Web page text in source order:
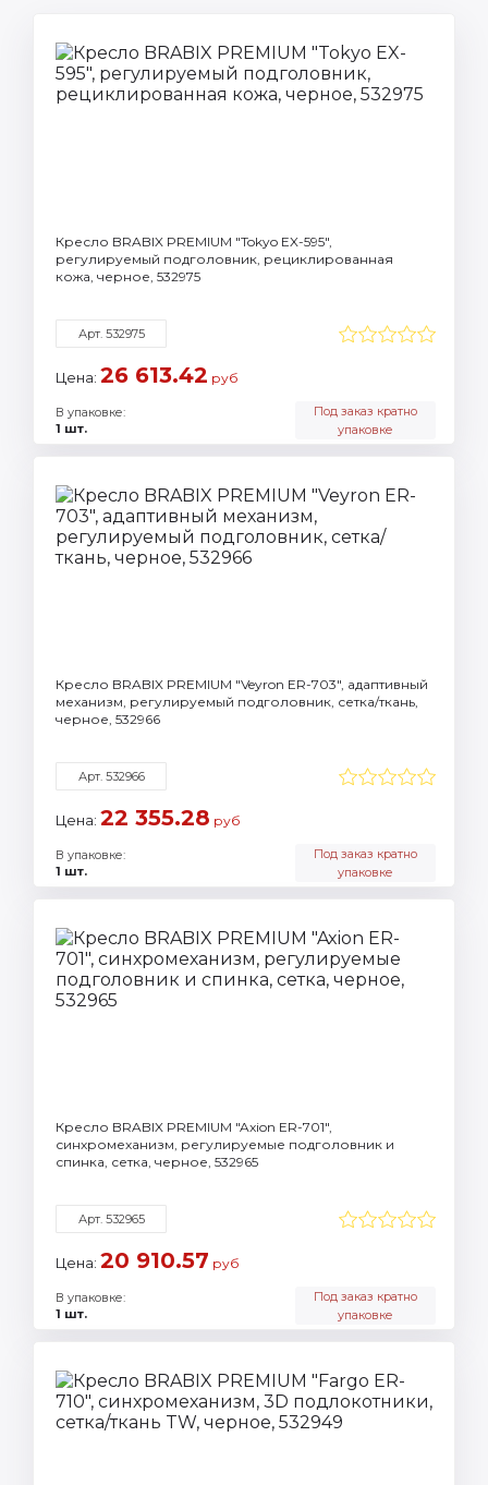
Кресло BRABIX PREMIUM "Tokyo EX-595",
регулируемый подголовник, рециклированная
кожа, черное, 532975
Арт. 532975
Цена: 26 613.42 руб
В упаковке:
1 шт.
Под заказ кратно
упаковке
Кресло BRABIX PREMIUM "Veyron ER-703", адаптивный
механизм, регулируемый подголовник, сетка/ткань,
черное, 532966
Арт. 532966
Цена: 22 355.28 руб
В упаковке:
1 шт.
Под заказ кратно
упаковке
Кресло BRABIX PREMIUM "Axion ER-701",
синхромеханизм, регулируемые подголовник и
спинка, сетка, черное, 532965
Арт. 532965
Цена: 20 910.57 руб
В упаковке:
1 шт.
Под заказ кратно
упаковке